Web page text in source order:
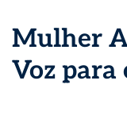
Mulher
Voz para